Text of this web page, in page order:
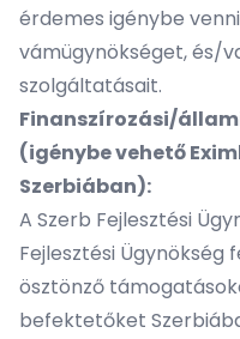
érdemes igénybe
vámügynökséget, és/
szolgáltatásait.
Finanszírozási/
(igénybe vehető
Szerbiában):
A Szerb Fejlesztési
Fejlesztési Ügynökség
ösztönző
befektetőket